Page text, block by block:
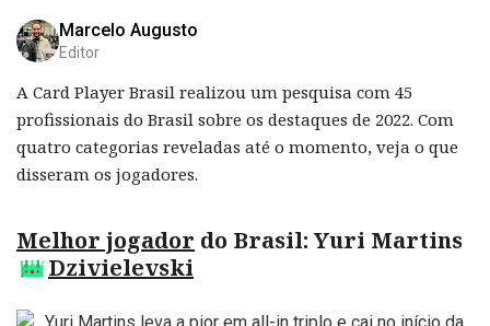
Marcelo Augusto
Editor
A Card Player Brasil realizou um pesquisa com 45
profissionais do Brasil sobre os destaques de 2022. Com
quatro categorias reveladas até o momento, veja o que
disseram os jogadores.
Melhor jogador do Brasil: Yuri Martins
Dzivielevski